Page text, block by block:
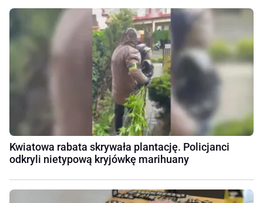
Kwiatowa rabata skrywała plantację. Policjanci
odkryli nietypową kryjówkę marihuany